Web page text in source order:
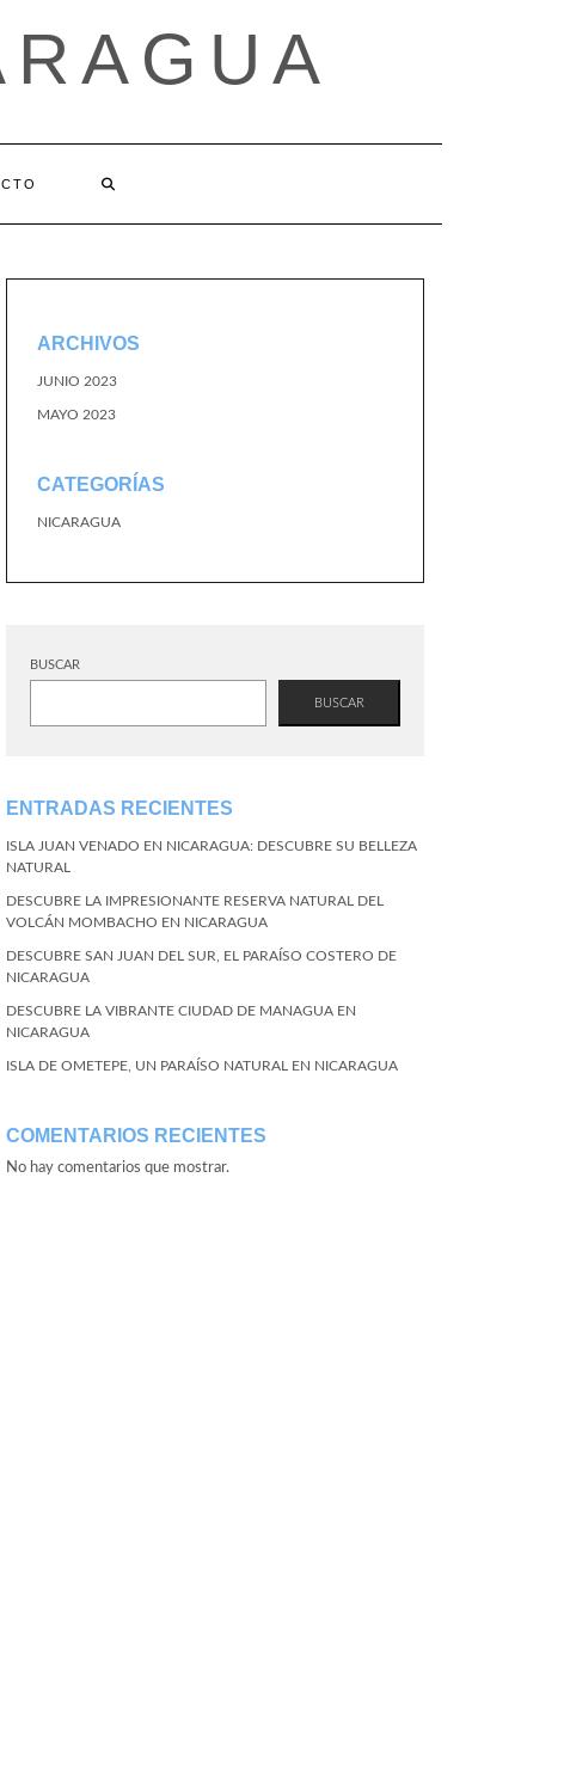
ARCHIVOS
JUNIO 2023
MAYO 2023
CATEGORÍAS
NICARAGUA
BUSCAR
BUSCAR
ENTRADAS RECIENTES
ISLA JUAN VENADO EN NICARAGUA: DESCUBRE SU BELLEZA
NATURAL
DESCUBRE LA IMPRESIONANTE RESERVA NATURAL DEL
VOLCÁN MOMBACHO EN NICARAGUA
DESCUBRE SAN JUAN DEL SUR, EL PARAÍSO COSTERO DE
NICARAGUA
DESCUBRE LA VIBRANTE CIUDAD DE MANAGUA EN
NICARAGUA
ISLA DE OMETEPE, UN PARAÍSO NATURAL EN NICARAGUA
COMENTARIOS RECIENTES
No hay comentarios que mostrar.